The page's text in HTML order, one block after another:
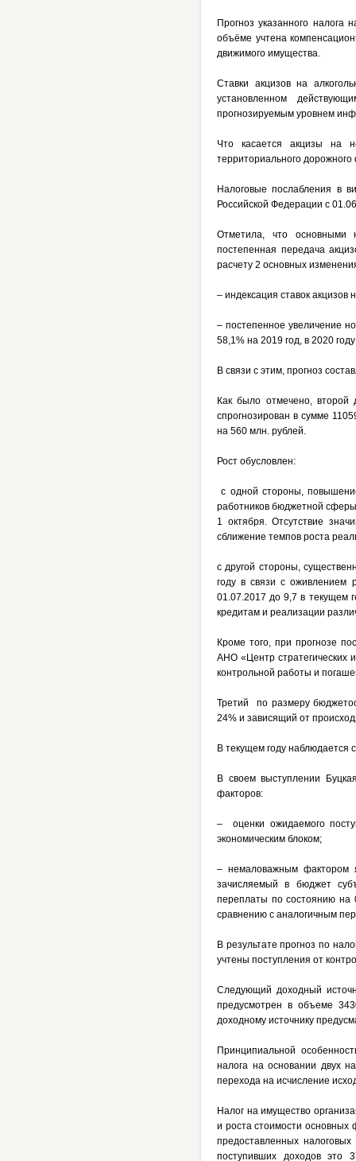
Прогноз указанного
объёме учтена
движимого имущества.
Ставки акцизов на
установленном
прогнозируемым уровнем
Что касается акцизы на
территориального
Налоговые послабления в
Российской Федерации с
Отметила, что основными
постепенная передача
расчету 2 основных
– индексация ставок
– постепенное увеличение
58,1% на 2019 год, в 2020
В связи с этим, прогноз
Как было отмечено,
спрогнозирован в сумме
на 560 млн. рублей.
Рост обусловлен:
с одной стороны,
работников бюджетной
1 октября. Отсутствие
сближение темпов роста
с другой стороны,
году в связи с оживлением
01.07.2017 до 9,7 в текущем
кредитам и реализации
Кроме того, при прогнозе
АНО «Центр стратегических
контрольной работы и
Третий по размеру
24% и зависящий от
В текущем году наблюдается
В своем выступлении
факторов:
– оценки ожидаемого
экономическим блоком;
– немаловажным фактором
зачисляемый в бюджет
переплаты по состоянию на
сравнению с аналогичным
В результате прогноз по
учтены поступления от
Следующий доходный
предусмотрен в объеме
доходному источнику
Принципиальной
налога на основании двух
перехода на исчисление
Налог на имущество
и роста стоимости основных
предоставленных
поступивших доходов это